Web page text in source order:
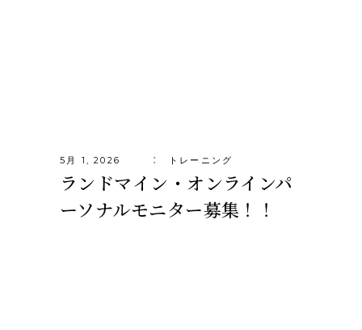
5月 1, 2026 トレーニング
ランドマイン・オンラインパ
ーソナルモニター募集！！